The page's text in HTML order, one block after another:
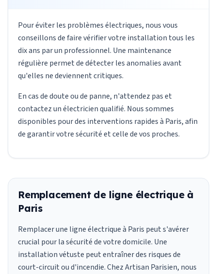
Pour éviter les problèmes électriques, nous vous
conseillons de faire vérifier votre installation tous les
dix ans par un professionnel. Une maintenance
régulière permet de détecter les anomalies avant
qu'elles ne deviennent critiques.
En cas de doute ou de panne, n'attendez pas et
contactez un électricien qualifié. Nous sommes
disponibles pour des interventions rapides à Paris, afin
de garantir votre sécurité et celle de vos proches.
Remplacement de ligne électrique à
Paris
Remplacer une ligne électrique à Paris peut s'avérer
crucial pour la sécurité de votre domicile. Une
installation vétuste peut entraîner des risques de
court-circuit ou d'incendie. Chez Artisan Parisien, nous